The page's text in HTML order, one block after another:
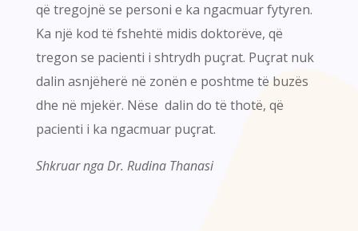
që tregojnë se personi e ka ngacmuar fytyren.
Ka një kod të fshehtë midis doktorëve, që
tregon se pacienti i shtrydh puçrat. Puçrat nuk
dalin asnjëherë në zonën e poshtme të buzës
dhe në mjekër. Nëse dalin do të thotë, që
pacienti i ka ngacmuar puçrat.
Shkruar nga Dr. Rudina Thanasi